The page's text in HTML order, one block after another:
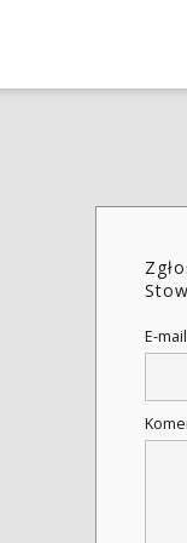
E-mail